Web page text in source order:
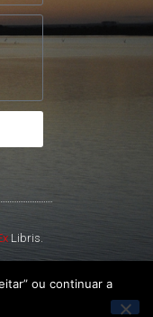
Libris.
ou continuar a